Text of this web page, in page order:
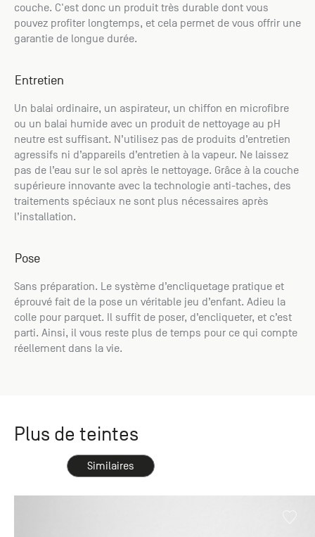
couche. C'est donc un produit très durable dont vous
pouvez profiter longtemps, et cela permet de vous offrir une
garantie de longue durée.
Entretien
Un balai ordinaire, un aspirateur, un chiffon en microfibre
ou un balai humide avec un produit de nettoyage au pH
neutre est suffisant. N’utilisez pas de produits d’entretien
agressifs ni d’appareils d’entretien à la vapeur. Ne laissez
pas de l’eau sur le sol après le nettoyage. Grâce à la couche
supérieure innovante avec la technologie anti-taches, des
traitements spéciaux ne sont plus nécessaires après
l’installation.
Pose
Sans préparation. Le système d’encliquetage pratique et
éprouvé fait de la pose un véritable jeu d’enfant. Adieu la
colle pour parquet. Il suffit de poser, d’encliqueter, et c’est
parti. Ainsi, il vous reste plus de temps pour ce qui compte
réellement dans la vie.
Plus de teintes
Similaires